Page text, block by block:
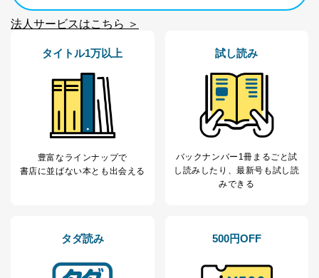
法人サービスはこちら ＞
タイトル1万以上
豊富なラインナップで
書店に並ばない本とも出会える
試し読み
バックナンバー1冊まるごと試
し読み したり、最新号も試し読
みできる
タダ読み 500円OFF